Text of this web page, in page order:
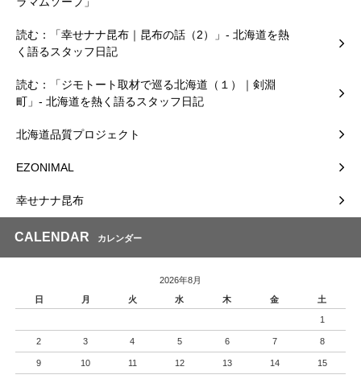
読む：「幸せナナ昆布｜昆布の話（2）」- 北海道を熱
く語るスタッフ日記
読む：「ジモトート取材で巡る北海道（１）｜剣淵
町」- 北海道を熱く語るスタッフ日記
北海道品質プロジェクト
EZONIMAL
幸せナナ昆布
CALENDAR カレンダー
2026年8月
日
月 火 水 木 金 土
1
2 3 4 5 6 7 8
9 10 11 12 13 14 15